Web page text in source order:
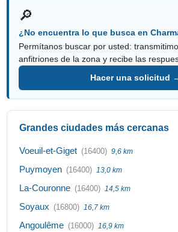
🔎
¿No encuentra lo que busca en
Permítanos buscar por usted:
anfitriones de la zona y recibe las
Hacer una solicitud
Grandes ciudades más cercanas
Voeuil-et-Giget (16400) 9,6 km
Puymoyen (16400) 13,0 km
La-Couronne (16400) 14,5 km
Soyaux (16800) 16,7 km
Angoulême (16000) 16,9 km